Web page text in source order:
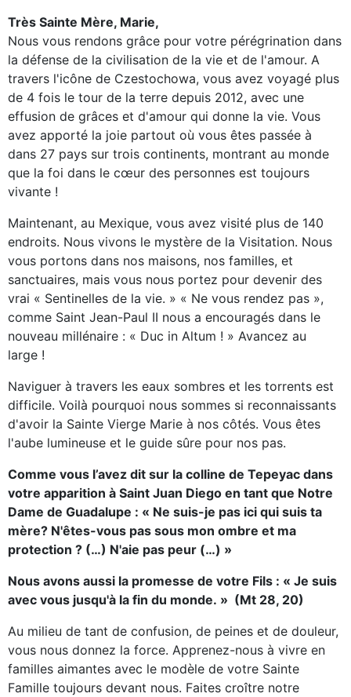
Très Sainte Mère, Marie,
Nous vous rendons grâce pour votre pérégrination dans
la défense de la civilisation de la vie et de l'amour. A
travers l'icône de Czestochowa, vous avez voyagé plus
de 4 fois le tour de la terre depuis 2012, avec une
effusion de grâces et d'amour qui donne la vie. Vous
avez apporté la joie partout où vous êtes passée à
dans 27 pays sur trois continents, montrant au monde
que la foi dans le cœur des personnes est toujours
vivante !
Maintenant, au Mexique, vous avez visité plus de 140
endroits. Nous vivons le mystère de la Visitation. Nous
vous portons dans nos maisons, nos familles, et
sanctuaires, mais vous nous portez pour devenir des
vrai « Sentinelles de la vie. » « Ne vous rendez pas »,
comme Saint Jean-Paul II nous a encouragés dans le
nouveau millénaire : « Duc in Altum ! » Avancez au
large !
Naviguer à travers les eaux sombres et les torrents est
difficile. Voilà pourquoi nous sommes si reconnaissants
d'avoir la Sainte Vierge Marie à nos côtés. Vous êtes
l'aube lumineuse et le guide sûre pour nos pas.
Comme vous l’avez dit sur la colline de Tepeyac dans
votre apparition à Saint Juan Diego en tant que Notre
Dame de Guadalupe : « Ne suis-je pas ici qui suis ta
mère? N'êtes-vous pas sous mon ombre et ma
protection ? (…) N'aie pas peur (…) »
Nous avons aussi la promesse de votre Fils : « Je suis
avec vous jusqu'à la fin du monde. » (Mt 28, 20)
Au milieu de tant de confusion, de peines et de douleur,
vous nous donnez la force. Apprenez-nous à vivre en
familles aimantes avec le modèle de votre Sainte
Famille toujours devant nous. Faites croître notre